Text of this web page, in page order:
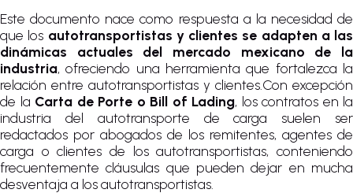
Este documento nace como respuesta a la necesidad de
que los autotransportistas y clientes se adapten a las
dinámicas actuales del mercado mexicano de la
industria, ofreciendo una herramienta que fortalezca la
relación entre autotransportistas y clientes.Con excepción
de la Carta de Porte o Bill of Lading, los contratos en la
industria del autotransporte de carga suelen ser
redactados por abogados de los remitentes, agentes de
carga o clientes de los autotransportistas, conteniendo
frecuentemente cláusulas que pueden dejar en mucha
desventaja a los autotransportistas.